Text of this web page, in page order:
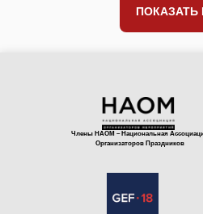
ПОКАЗАТЬ
Члены НАОМ – Национальная
Организаторов Праздников